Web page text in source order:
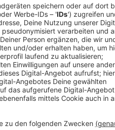
von Ikea ist
WMW
von ROS Rollentechnik in